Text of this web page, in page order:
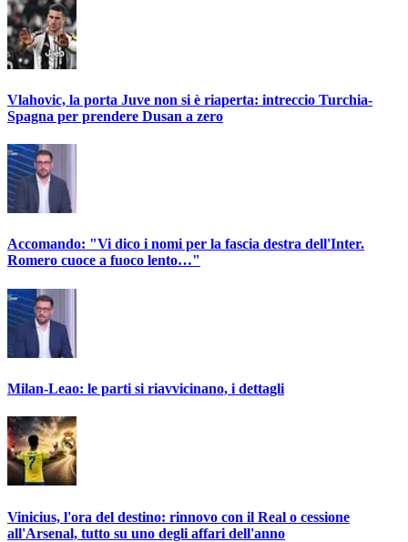
Vlahovic, la porta Juve non si è riaperta: intreccio Turchia-
Spagna per prendere Dusan a zero
Accomando: "Vi dico i nomi per la fascia destra dell'Inter.
Romero cuoce a fuoco lento…"
Milan-Leao: le parti si riavvicinano, i dettagli
Vinicius, l'ora del destino: rinnovo con il Real o cessione
all'Arsenal, tutto su uno degli affari dell'anno